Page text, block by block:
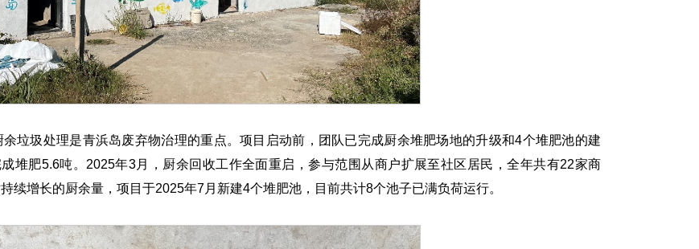
垃圾处理是青浜岛废弃物治理的重点。项目启动前，团队已完成厨余堆肥场地的升级和4个堆肥池的建
堆肥5.6吨。2025年3月，厨余回收工作全面重启，参与范围从商户扩展至社区居民，全年共有22家商
续增长的厨余量，项目于2025年7月新建4个堆肥池，目前共计8个池子已满负荷运行。